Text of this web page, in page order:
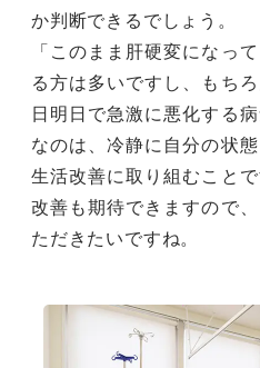
か判断できるでしょう。
「このまま肝硬変になっ
る方は多いですし、もち
日明日で急激に悪化する
なのは、冷静に自分の状
生活改善に取り組むこと
改善も期待できますので
ただきたいですね。